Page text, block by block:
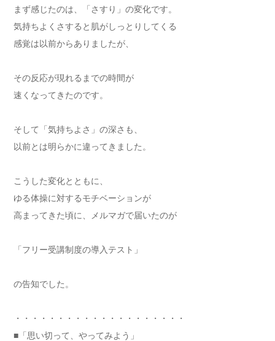
まず感じたのは、「さすり」の変化です。
気持ちよくさすると肌がしっとりしてくる
感覚は以前からありましたが、
その反応が現れるまでの時間が
速くなってきたのです。
そして「気持ちよさ」の深さも、
以前とは明らかに違ってきました。
こうした変化とともに、
ゆる体操に対するモチベーションが
高まってきた頃に、メルマガで届いたのが
「フリー受講制度の導入テスト」
の告知でした。
・・・・・・・・・・・・・・・・・・・・
■「思い切って、やってみよう」